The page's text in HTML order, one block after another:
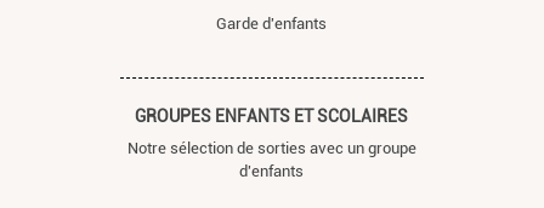
Garde d'enfants
GROUPES ENFANTS ET SCOLAIRES
Notre sélection de sorties avec un groupe
d'enfants